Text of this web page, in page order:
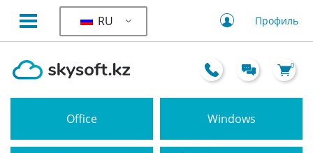
RU Профиль
0
Office Windows